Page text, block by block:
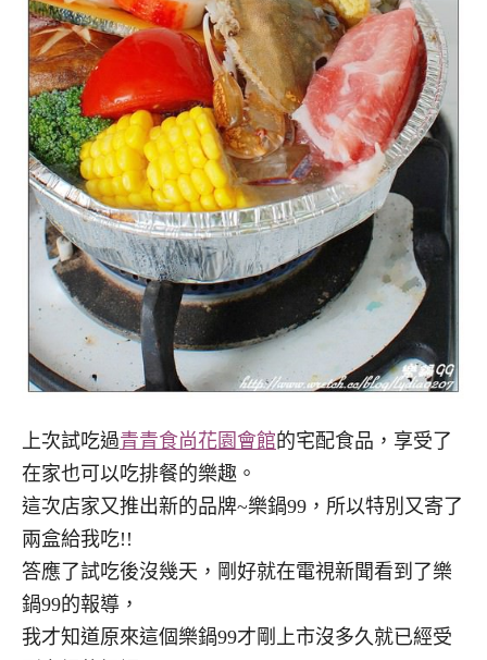
上次試吃過青青食尚花園會館的宅配食品，享受了
在家也可以吃排餐的樂趣。
這次店家又推出新的品牌~樂鍋99，所以特別又寄了
兩盒給我吃!!
答應了試吃後沒幾天，剛好就在電視新聞看到了樂
鍋99的報導，
我才知道原來這個樂鍋99才剛上市沒多久就已經受